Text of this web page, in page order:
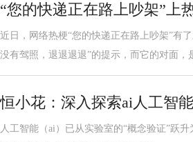
“您的快递正在路上吵架”上
近日，网络热梗“您的快递正在路上吵架”有
没有驾照，退退退退”的提示，而它的对面，
恒小花：深入探索ai人工智
人工智能（ai）已从实验室的“概念验证”跃